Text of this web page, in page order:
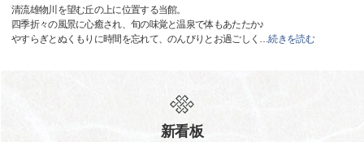
清流雄物川を望む丘の上に位置する当館。
四季折々の風景に心癒され、旬の味覚と温泉で体もあたたか♪
やすらぎとぬくもりに時間を忘れて、のんびりとお過ごしく …続きを読む
新看板